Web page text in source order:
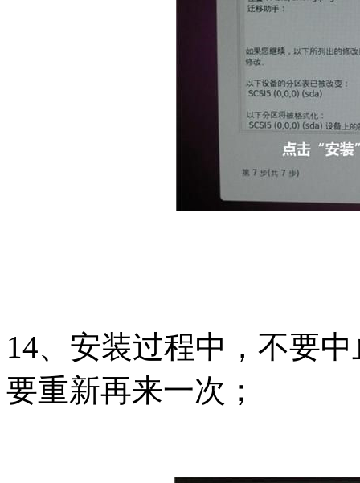
14、安装过程中，不要
要重新再来一次；